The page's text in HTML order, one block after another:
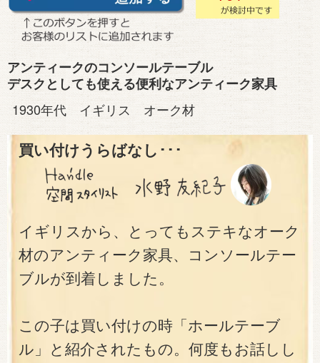
アンティークのコンソールテーブル
デスクとしても使える便利なアンティーク家具
1930年代 イギリス オーク材
買い付けうらばなし･･･
イギリスから、とってもステキなオーク
材のアンティーク家具、コンソールテー
ブルが到着しました。
この子は買い付けの時「ホールテーブ
ル」と紹介されたもの。何度もお話しし